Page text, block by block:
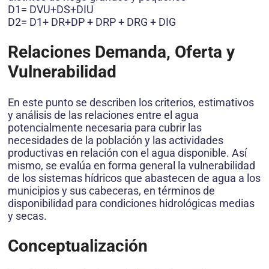
D1= DVU+DS+DIU
D2= D1+ DR+DP + DRP + DRG + DIG
Relaciones Demanda, Oferta y
Vulnerabilidad
En este punto se describen los criterios, estimativos
y análisis de las relaciones entre el agua
potencialmente necesaria para cubrir las
necesidades de la población y las actividades
productivas en relación con el agua disponible. Así
mismo, se evalúa en forma general la vulnerabilidad
de los sistemas hídricos que abastecen de agua a los
municipios y sus cabeceras, en términos de
disponibilidad para condiciones hidrológicas medias
y secas.
Conceptualización